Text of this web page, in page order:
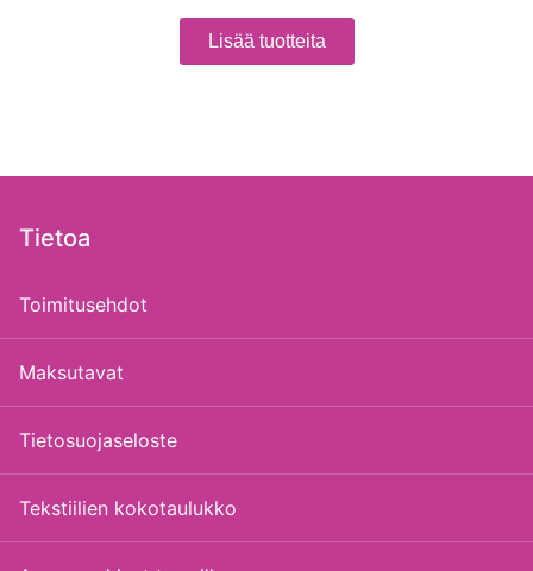
Lisää tuotteita
Tietoa
Toimitusehdot
Maksutavat
Tietosuojaseloste
Tekstiilien kokotaulukko